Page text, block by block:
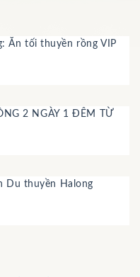
Ăn tối thuyền rồng VIP
2 NGÀY 1 ĐÊM TỪ
Du thuyền Halong